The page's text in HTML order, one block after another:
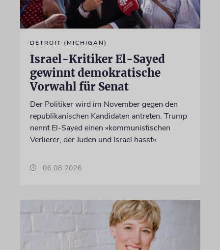
DETROIT (MICHIGAN)
Israel-Kritiker El-Sayed
gewinnt demokratische
Vorwahl für Senat
Der Politiker wird im November gegen den
republikanischen Kandidaten antreten. Trump
nennt El-Sayed einen »kommunistischen
Verlierer, der Juden und Israel hasst«
06.08.2026